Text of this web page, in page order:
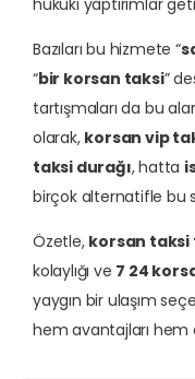
Bazıları bu hizmete “
“bir korsan taksi”
tartışmaları da bu
olarak, korsan vip
taksi durağı, hatta
birçok alternatifle bu
Özetle, korsan
kolaylığı ve 7 24
yaygın bir ulaşım
hem avantajları hem